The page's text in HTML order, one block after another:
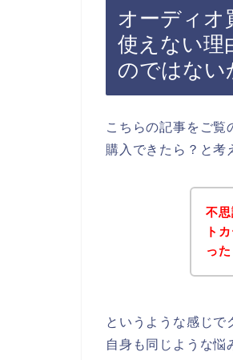
オーディオ
使えない理
のではない
こちらの記事をご覧
購入できたら？と考
不
ト
った
というような感じで
自身も同じような悩